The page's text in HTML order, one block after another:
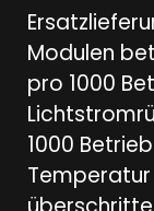
Modulen
pro 1000
1000